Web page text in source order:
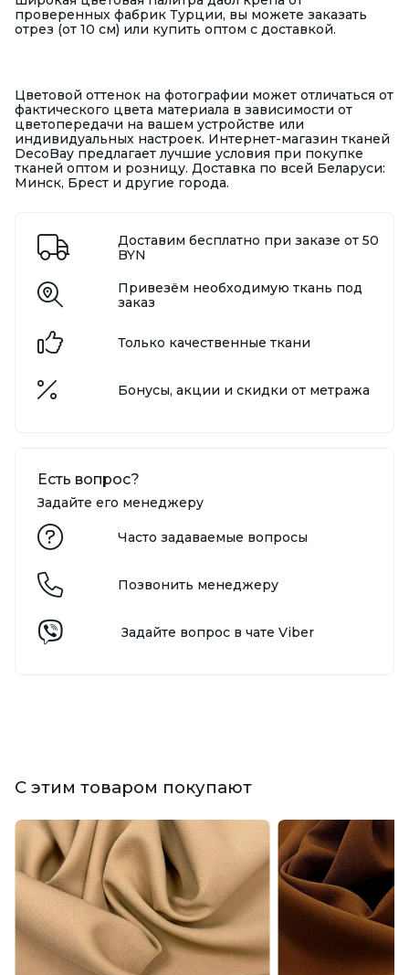
проверенных фабрик Турции, вы можете заказать
отрез (от 10 см) или купить оптом с доставкой.
Цветовой оттенок на фотографии может отличаться от
фактического цвета материала в зависимости от
цветопередачи на вашем устройстве или
индивидуальных настроек. Интернет-магазин тканей
DecoBay предлагает лучшие условия при покупке
тканей оптом и розницу. Доставка по всей Беларуси:
Минск, Брест и другие города.
Доставим бесплатно при заказе от 50
BYN
Привезём необходимую ткань под
заказ
Только качественные ткани
Бонусы, акции и скидки от метража
Есть вопрос?
Задайте его менеджеру
Часто задаваемые вопросы
Позвонить менеджеру
Задайте вопрос в чате Viber
С этим товаром покупают